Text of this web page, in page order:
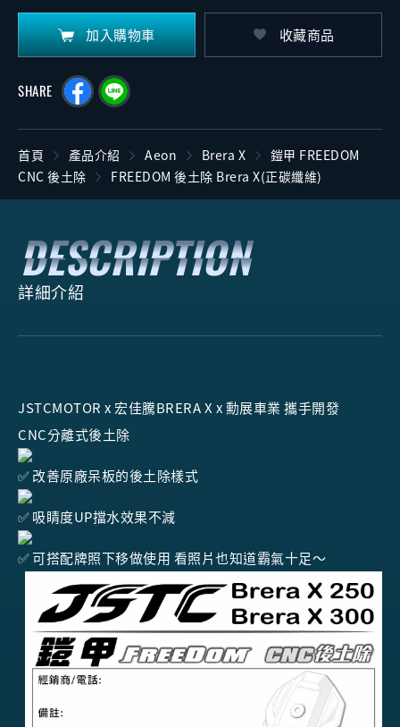
加入購物車 收藏商品
SHARE
首頁 產品介紹 Aeon Brera X
鎧甲 FREEDOM
CNC 後土除
FREEDOM 後土除 Brera X(正碳纖維)
詳細介紹
JSTCMOTOR x 宏佳騰BRERA X x 勳展車業 攜手開發
CNC分離式後土除
改善原廠呆板的後土除樣式
吸睛度UP擋水效果不減
可搭配牌照下移做使用 看照片也知道霸氣十足～